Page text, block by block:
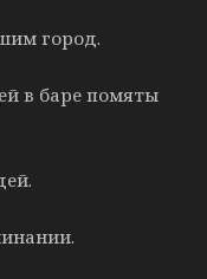
город.
в баре помяты